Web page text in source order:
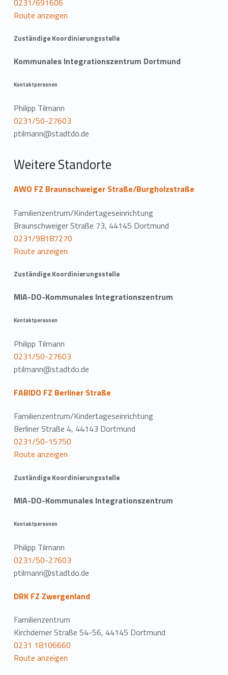
t
i
o
n
0231/691606
Route anzeigen
Zuständige Koordinierungsstelle
Kommunales Integrationszentrum Dortmund
Kontaktpersonen
Philipp Tilmann
0231/50-27603
ptilmann@stadtdo.de
Weitere Standorte
AWO FZ Braunschweiger Straße/Burgholzstraße
Familienzentrum/Kindertageseinrichtung
Braunschweiger Straße 73, 44145 Dortmund
0231/98187270
Route anzeigen
Zuständige Koordinierungsstelle
MIA-DO-Kommunales Integrationszentrum
Kontaktpersonen
Philipp Tilmann
0231/50-27603
ptilmann@stadtdo.de
FABIDO FZ Berliner Straße
Familienzentrum/Kindertageseinrichtung
Berliner Straße 4, 44143 Dortmund
0231/50-15750
Route anzeigen
Zuständige Koordinierungsstelle
MIA-DO-Kommunales Integrationszentrum
Kontaktpersonen
Philipp Tilmann
0231/50-27603
ptilmann@stadtdo.de
DRK FZ Zwergenland
Familienzentrum
Kirchderner Straße 54-56, 44145 Dortmund
0231 18106660
Route anzeigen